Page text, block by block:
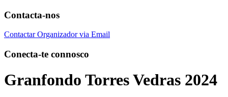
Contacta-nos
Contactar Organizador via Email
Conecta-te connosco
Granfondo Torres Vedras 2024